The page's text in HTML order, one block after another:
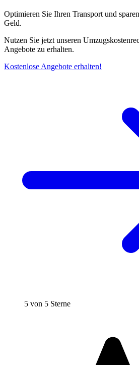
Optimieren Sie Ihren Transport und
Geld.
Nutzen Sie jetzt unseren
Angebote zu erhalten.
Kostenlose Angebote erhalten!
5 von 5 Sterne